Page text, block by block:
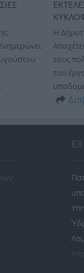
Η
τους
του